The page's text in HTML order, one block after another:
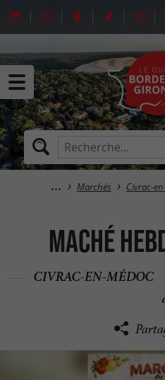
Marchés Civrac-
maché
CIVRAC-EN-MÉDOC